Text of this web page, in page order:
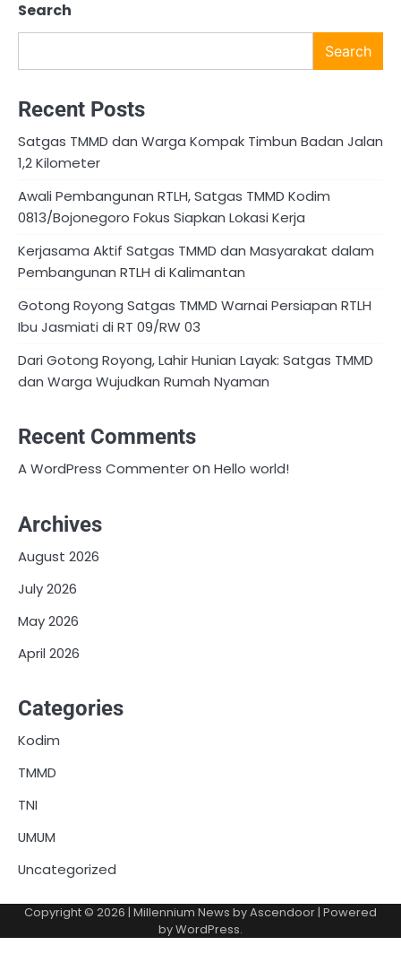
Search
Search
Recent Posts
Satgas TMMD dan Warga Kompak Timbun Badan Jalan
1,2 Kilometer
Awali Pembangunan RTLH, Satgas TMMD Kodim
0813/Bojonegoro Fokus Siapkan Lokasi Kerja
Kerjasama Aktif Satgas TMMD dan Masyarakat dalam
Pembangunan RTLH di Kalimantan
Gotong Royong Satgas TMMD Warnai Persiapan RTLH
Ibu Jasmiati di RT 09/RW 03
Dari Gotong Royong, Lahir Hunian Layak: Satgas TMMD
dan Warga Wujudkan Rumah Nyaman
Recent Comments
A WordPress CommenteronHello world!
Archives
August 2026
July 2026
May 2026
April 2026
Categories
Kodim
TMMD
TNI
UMUM
Uncategorized
Copyright © 2026 | Millennium News byAscendoor | Powered
byWordPress.